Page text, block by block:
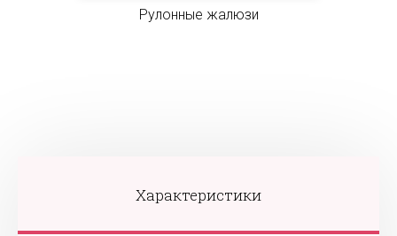
Рулонные жалюзи
Характеристики